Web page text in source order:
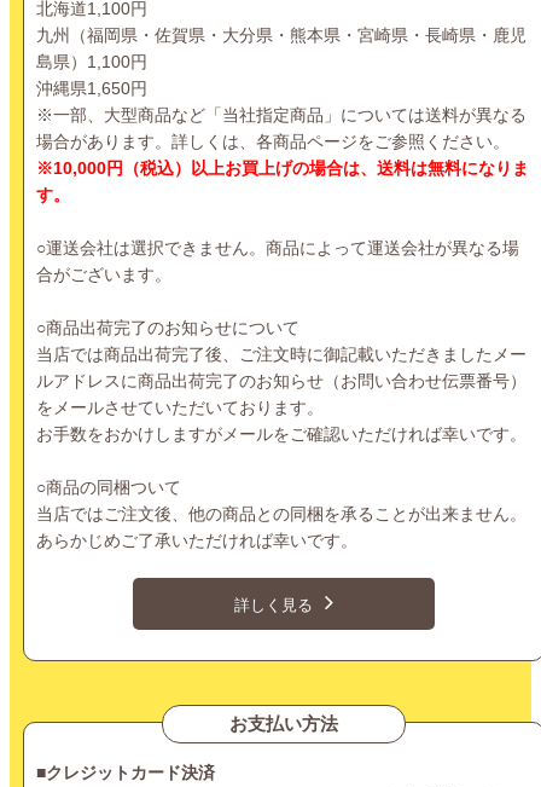
北海道1,100円
九州（福岡県・佐賀県・大分県・熊本県・宮崎県・長崎県・鹿児
島県）1,100円
沖縄県1,650円
※一部、大型商品など「当社指定商品」については送料が異なる
場合があります。詳しくは、各商品ページをご参照ください。
※10,000円（税込）以上お買上げの場合は、送料は無料になりま
す。
○運送会社は選択できません。商品によって運送会社が異なる場
合がございます。
○商品出荷完了のお知らせについて
当店では商品出荷完了後、ご注文時に御記載いただきましたメー
ルアドレスに商品出荷完了のお知らせ（お問い合わせ伝票番号）
をメールさせていただいております。
お手数をおかけしますがメールをご確認いただければ幸いです。
○商品の同梱ついて
当店ではご注文後、他の商品との同梱を承ることが出来ません。
あらかじめご了承いただければ幸いです。
詳しく見る
お支払い方法
■クレジットカード決済